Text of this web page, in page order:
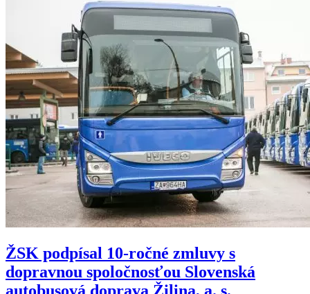
ŽSK podpísal 10-ročné zmluvy s
dopravnou spoločnosťou Slovenská